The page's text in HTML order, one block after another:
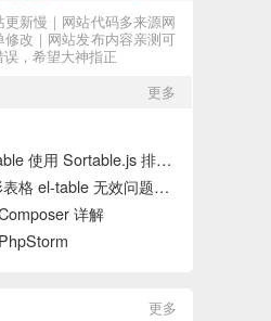
新慢｜网站代码多来源网
改｜网站发布内容亲测可
，希望大神指正
更多
用 Sortable.js 排序错误解决
el-table 无效问题解决
详解
更多